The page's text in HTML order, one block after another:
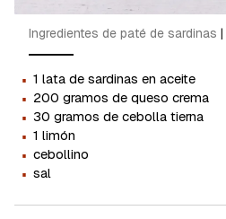
Ingredientes de paté de sardinas |
· 1 lata de sardinas en aceite
· 200 gramos de queso crema
· 30 gramos de cebolla tierna
· 1 limón
· cebollino
· sal